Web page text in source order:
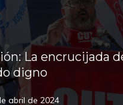
La encrucijada
digno
abril de 2024